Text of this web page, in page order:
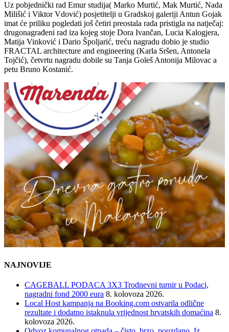
Uz pobjednički rad Emur studija( Marko Murtić, Mak Murtić, Nada
Milišić i Viktor Vdović) posjetitelji u Gradskoj galeriji Antun Gojak
imat će priliku pogledati još četiri preostala rada pristigla na natječaj:
drugonagrađeni rad iza kojeg stoje Dora Ivančan, Lucia Kalogjera,
Matija Vinković i Dario Špoljarić, treću nagradu dobio je studio
FRACTAL architecture and engineering (Karla Sršen, Antonela
Tojčić), četvrtu nagradu dobile su Tanja Goleš Antonija Milovac a
petu Bruno Kostanić.
NAJNOVIJE
CAGEBALL PODACA 3X3 Trodnevni turnir u Podaci,
nagradni fond 2000 eura 8. kolovoza 2026.
Local Host kampanja na Booking.com ostvarila odlične
rezultate i dodatno istaknula vrijednost hrvatskih domaćina 8.
kolovoza 2026.